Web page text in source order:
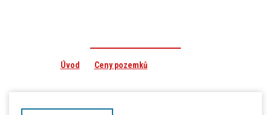
Profesní pojištění
Úvod Ceny pozemků